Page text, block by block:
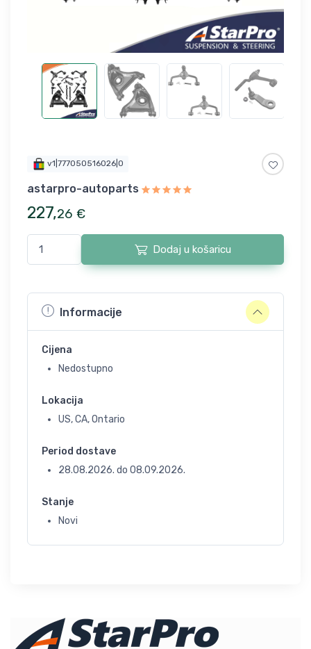
v1|777050516026|0
astarpro-autoparts
227,26 €
Dodaj u košaricu
Informacije
Cijena
Nedostupno
Lokacija
US, CA, Ontario
Period dostave
28.08.2026. do 08.09.2026.
Stanje
Novi